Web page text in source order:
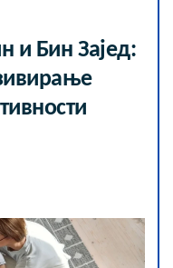
и Бин Зајед: